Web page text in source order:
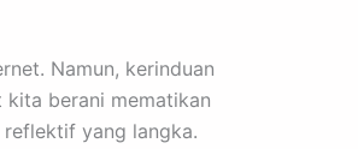
Namun, kerinduan
kita berani mematikan
yang langka.